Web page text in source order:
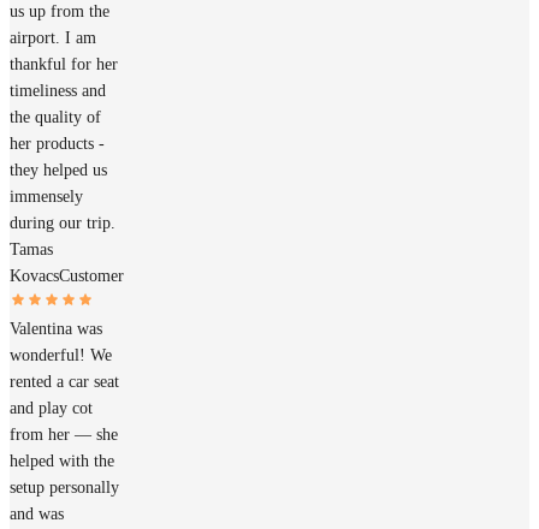
us up from the
airport. I am
thankful for her
timeliness and
the quality of
her products -
they helped us
immensely
during our trip.
Tamas
KovacsCustomer
Valentina was
wonderful! We
rented a car seat
and play cot
from her — she
helped with the
setup personally
and was